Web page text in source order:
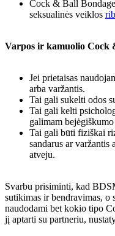
Cock & Ball
seksualinės veiklos
Varpos ir kamuolio Cock
Jei prietaisas
arba varžantis.
Tai gali sukelti odos
Tai gali kelti
galimam
Tai gali būti fiziškai
sandarus ar
atveju.
Svarbu prisiminti, kad
sutikimas ir bendravimas, o
naudodami bet kokio tipo
jį aptarti su partneriu,